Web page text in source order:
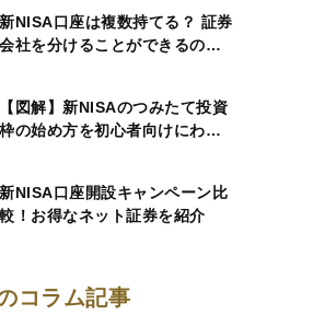
新NISA口座は複数持てる？ 証券
会社を分けることができるのか
【図解】新NISAのつみたて投資
枠の始め方を初心者向けにわか
新NISA口座開設キャンペーン比
較！お得なネット証券を紹介
コラム記事